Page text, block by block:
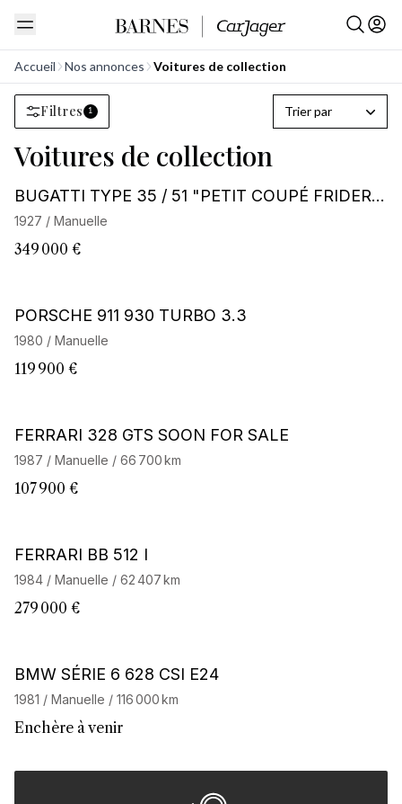
Accueil Nos annonces Voitures de collection
Filtres 1 Trier par
Voitures de collection
Barnes Exclusive
BUGATTI TYPE 35 / 51 "PETIT COUPÉ FRIDERIC
H"
1927 / Manuelle
349 000 €
Barnes Exclusive PORSCHE 911 930 TURBO 3.3
1980 / Manuelle
119 900 €
Barnes Exclusive
FERRARI 328 GTS SOON FOR SALE
1987 / Manuelle / 66 700 km
107 900 €
Barnes Exclusive
FERRARI BB 512 I
1984 / Manuelle / 62 407 km
279 000 €
BMW SÉRIE 6 628 CSI E24
1981 / Manuelle / 116 000 km
Enchère à venir